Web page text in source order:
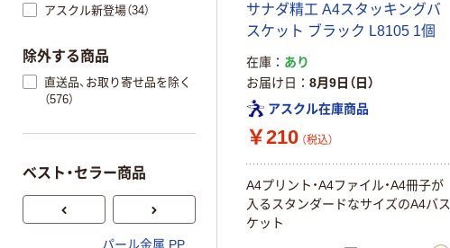
サナダ精工 A4スタッキングバ
スケット ブラック L8105 1個
在庫
あり
お届け日
8月9日（日）
アスクル在庫商品
￥210 （税込）
A4プリント・A4ファイル・A4冊子が
入るスタンダードなサイズのA4バス
ケット
アスクル新登場（34）
除外する商品
直送品、お取り寄せ品を除く
（576）
ベスト・セラー商品
パール金属 PP 無印良品 重なる